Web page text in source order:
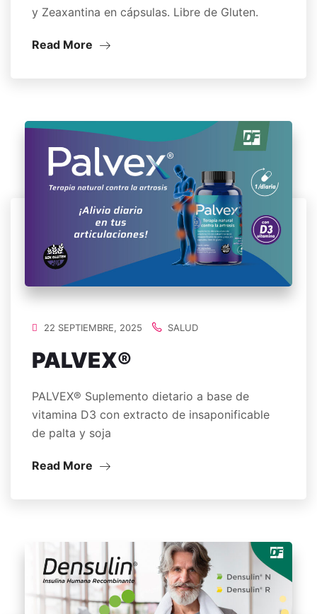
y Zeaxantina en cápsulas. Libre de Gluten.
Read More
22 SEPTIEMBRE, 2025 SALUD
PALVEX®
PALVEX® Suplemento dietario a base de
vitamina D3 con extracto de insaponificable
de palta y soja
Read More